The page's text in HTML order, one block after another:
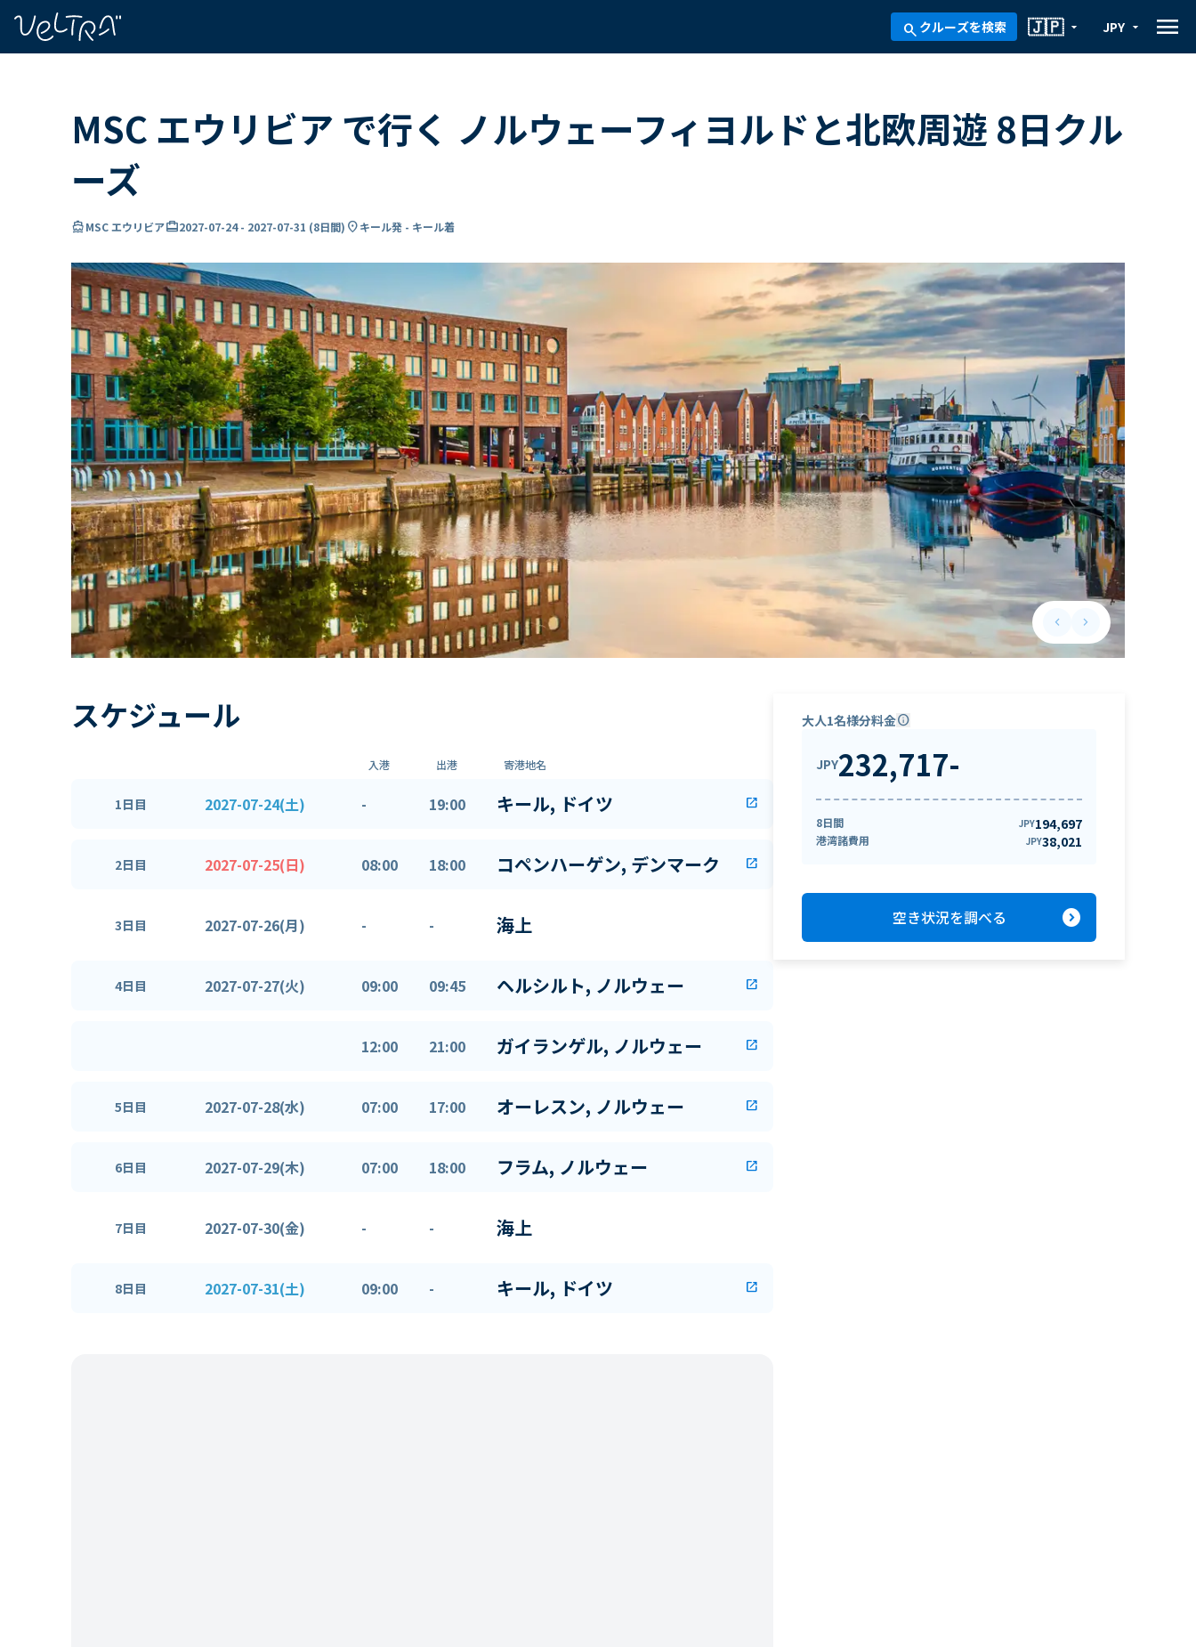
search クルーズを検索 arrow_drop_down
🇯🇵 arrow_drop_down
JPY menu
MSC エウリビア で行く ノルウェーフィヨルドと北欧周遊 8日クル
ーズ
directions_boatMSC エウリビアcard_travel2027-07-24- 2027-07-31 (8日間) location_onキール発 - キール着
keyboard_arrow_leftPrevious slide
keyboard_arrow_rightNext slide
スケジュール
入港 出港 寄港地名
1日目 2027-07-24(土) - 19:00 キール, ドイツ open_in_new
2日目 2027-07-25(日) 08:00 18:00 コペンハーゲン, デンマーク open_in_new
3日目 2027-07-26(月) - - 海上
4日目 2027-07-27(火) 09:00 09:45 ヘルシルト, ノルウェー open_in_new
12:00 21:00 ガイランゲル, ノルウェー open_in_new
5日目 2027-07-28(水) 07:00 17:00 オーレスン, ノルウェー open_in_new
6日目 2027-07-29(木) 07:00 18:00 フラム, ノルウェー open_in_new
7日目 2027-07-30(金) - - 海上
8日目 2027-07-31(土) 09:00 - キール, ドイツ open_in_new
大人1名様分料金info
JPY232,717-
8日間 JPY194,697
港湾諸費用 JPY38,021
空き状況を調べる expand_circle_right